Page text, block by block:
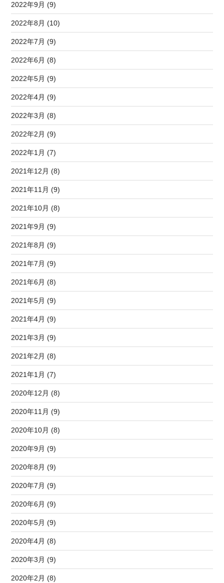
2022年9月 (9)
2022年8月 (10)
2022年7月 (9)
2022年6月 (8)
2022年5月 (9)
2022年4月 (9)
2022年3月 (8)
2022年2月 (9)
2022年1月 (7)
2021年12月 (8)
2021年11月 (9)
2021年10月 (8)
2021年9月 (9)
2021年8月 (9)
2021年7月 (9)
2021年6月 (8)
2021年5月 (9)
2021年4月 (9)
2021年3月 (9)
2021年2月 (8)
2021年1月 (7)
2020年12月 (8)
2020年11月 (9)
2020年10月 (8)
2020年9月 (9)
2020年8月 (9)
2020年7月 (9)
2020年6月 (9)
2020年5月 (9)
2020年4月 (8)
2020年3月 (9)
2020年2月 (8)